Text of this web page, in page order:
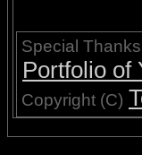
Special
Portfolio of
Copyright (C)